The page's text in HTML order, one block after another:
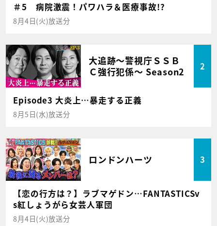
＃5 病院激震！パワハラ＆医療事故!?
8月4日(火)放送分
大追跡～警視庁ＳＳＢ
Ｃ強行犯係～ Season2
2
Episode3 大炎上…暴走する正義
8月5日(水)放送分
ロンドンハーツ 3
【恋の行方は？】ラブマゲドン…FANTASTICSv
s紅しょうがら女芸人軍団
8月4日(火)放送分